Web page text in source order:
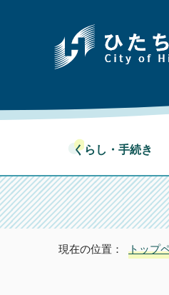
くらし・手続き
現在の位置： トップ